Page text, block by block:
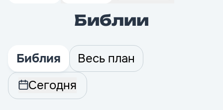
Библии
Библия
Весь план
Сегодня